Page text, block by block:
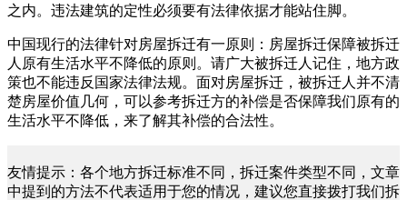
之内。违法建筑的定性必须要有法律依据才能站住脚。
中国现行的法律针对房屋拆迁有一原则：房屋拆迁保障被拆迁
人原有生活水平不降低的原则。请广大被拆迁人记住，地方政
策也不能违反国家法律法规。面对房屋拆迁，被拆迁人并不清
楚房屋价值几何，可以参考拆迁方的补偿是否保障我们原有的
生活水平不降低，来了解其补偿的合法性。
友情提示：各个地方拆迁标准不同，拆迁案件类型不同，文章
中提到的方法不代表适用于您的情况，建议您直接拨打我们拆